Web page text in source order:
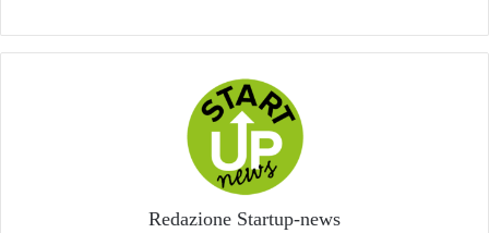
Redazione Startup-news